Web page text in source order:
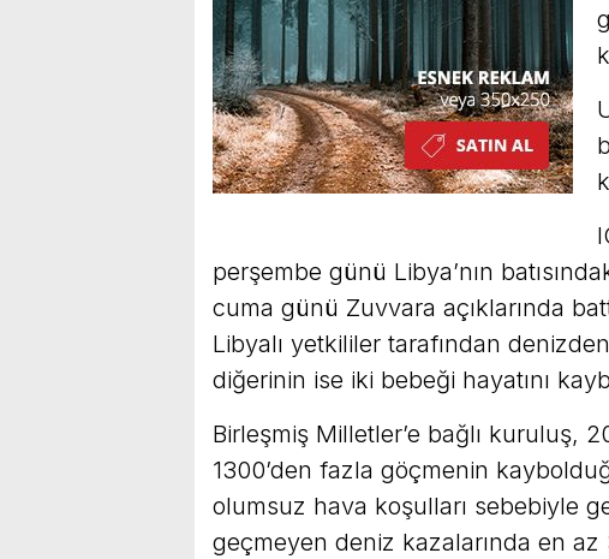
perşembe günü Libya’nın
cuma günü Zuvvara açıklarında
Libyalı yetkililer tarafından
diğerinin ise iki bebeği hayatını
Birleşmiş Milletler’e bağlı kuruluş,
1300’den fazla göçmenin
olumsuz hava koşulları sebebiyle
geçmeyen deniz kazalarında en az